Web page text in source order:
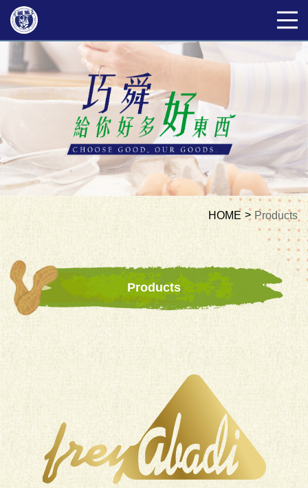
HOME Products
Products